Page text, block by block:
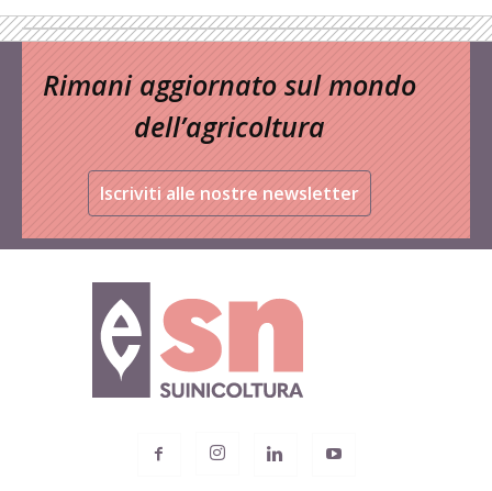
Rimani aggiornato sul mondo
dell’agricoltura
Iscriviti alle nostre newsletter